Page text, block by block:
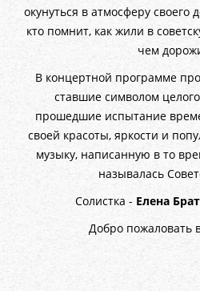
окунуться в атмосферу своего
кто помнит, как жили в
чем
В концертной программе
ставшие символом
прошедшие испытание
своей красоты, яркости и
музыку, написанную в то
называлась
Солистка - Елена
Добро пожаловать